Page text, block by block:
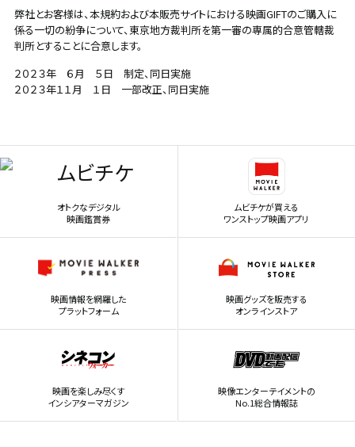
弊社とお客様は、本規約および本販売サイトにおける映画GIFTのご購入に
係る一切の紛争について、東京地方裁判所を第一審の専属的合意管轄裁
判所とすることに合意します。
２０２３年 ６月 ５日 制定、同日実施
２０２３年１１月 １日 一部改正、同日実施
オトクなデジタル
映画鑑賞券
ムビチケが買える
ワンストップ映画アプリ
映画情報を網羅した
プラットフォーム
映画グッズを販売する
オンラインストア
映画を楽しみ尽くす
インシアターマガジン
映像エンターテイメントの
No.1総合情報誌